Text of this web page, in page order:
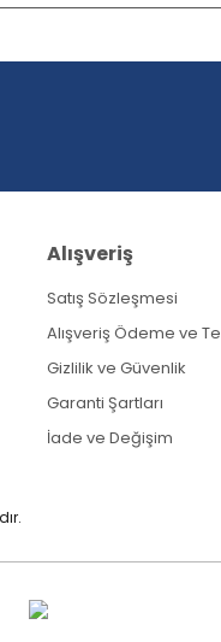
Alışveriş
Satış Sözleşmesi
Alışveriş Ödeme ve
Gizlilik ve Güvenlik
Garanti Şartları
İade ve Değişim